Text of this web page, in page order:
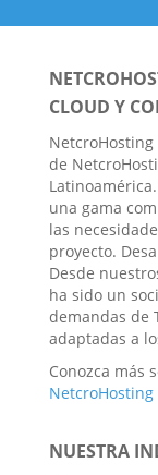
CLOUD Y
de
una gama
las
proyecto.
Desde
ha sido un
demandas de
adaptadas a
Conozca más
NetcroHosting
NUESTRA